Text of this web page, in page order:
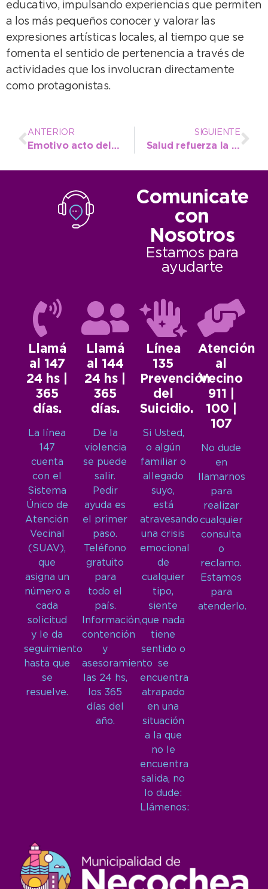
educativo, impulsando experiencias que permiten
a los más pequeños conocer y valorar las
expresiones artísticas locales, al tiempo que se
fomenta el sentido de pertenencia a través de
actividades que los involucran directamente
como protagonistas.
ANTERIOR
Emotivo acto del 3J en Necochea con homenaje a Magalí Vera y las víctimas de violencia de género
SIGUIENTE
Salud refuerza la prevención con una nueva campaña gratuita de testeos de HIV y Sífilis
Comunicate
con
Nosotros
Estamos para
ayudarte
Llamá
al 147
24 hs |
365
días.
La línea
147
cuenta
con el
Sistema
Único de
Atención
Vecinal
(SUAV),
que
asigna un
número a
cada
solicitud
y le da
seguimiento
hasta que
se
resuelve.
Llamá
al 144
24 hs |
365
días.
De la
violencia
se puede
salir.
Pedir
ayuda es
el primer
paso.
Teléfono
gratuito
para
todo el
país.
Información,
contención
y
asesoramiento
las 24 hs,
los 365
días del
año.
Línea
135
Prevención
del
Suicidio.
Si Usted,
o algún
familiar o
allegado
suyo,
está
atravesando
una crisis
emocional
de
cualquier
tipo,
siente
que nada
tiene
sentido o
se
encuentra
atrapado
en una
situación
a la que
no le
encuentra
salida, no
lo dude:
Llámenos:
Atención
al
Vecino
911 |
100 |
107
No dude
en
llamarnos
para
realizar
cualquier
consulta
o
reclamo.
Estamos
para
atenderlo.